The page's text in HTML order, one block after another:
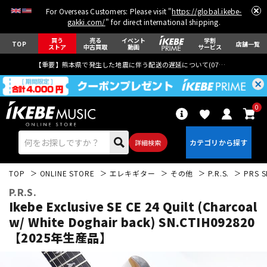
For Overseas Customers: Please visit "https://global.ikebe-
gakki.com/" for direct international shipping.
TOP 買う
ストア
売る
中古買取
イベント
動画
学割
サービス 店舗一覧
【重要】熊本県で発生した地震に伴う配送の遅延について(07月29日
詳細検索
0
エレキギター
TOP ONLINE STORE エレキギター その他 P.R.S. PRS
P.R.S.
Ikebe Exclusive SE CE 24 Quilt (Charcoal
w/ White Doghair back) SN.CTIH092820
【2025年生産品】